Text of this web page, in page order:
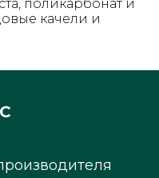
поликарбонат и
качели и